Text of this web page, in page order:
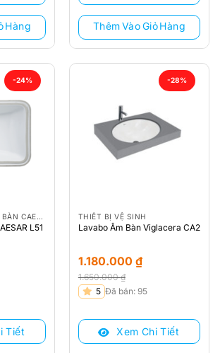
Hàng
1.090.000 ₫.
Thêm Vào Giỏ Hàng
-24%
CHẬU RỬA MẶT ÂM BÀN CAESAR
L51
Tiết
-28%
THIẾT BỊ VỆ SINH
Lavabo Âm Bàn Viglacera CA2
1.650.000₫
Giá
là:
1.650.000 ₫.
1.180.000 ₫
Giá
tại
1.180.000 ₫.
5 Đã bán: 95
Xem Chi Tiết